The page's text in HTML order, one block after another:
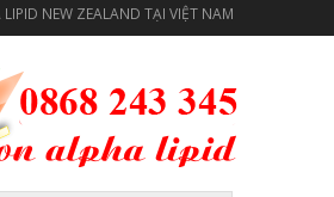
NEW ZEALAND TẠI VIỆT NAM